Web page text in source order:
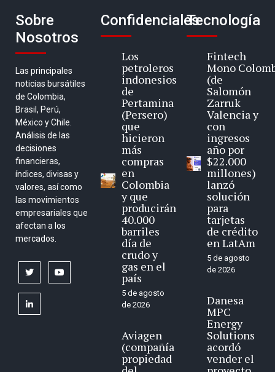
Sobre
Nosotros
Las principales
noticias bursátiles
de Colombia,
Brasil, Perú,
México y Chile.
Análisis de las
decisiones
financieras,
índices, divisas y
valores, así como
las movimientos
empresariales que
afectan a los
mercados.
twitter
linkedin
Confidenciales
Los
petroleros
indonesios
de
Pertamina
(Persero)
que
hicieron
más
compras
en
Colombia
y que
producirán
40.000
barriles
día de
crudo y
gas en el
país
5 de agosto
de 2026
Aviagen
(compañía
propiedad
Tecnología
Fintech
Mono
(de
Salomón
Zarruk
Valencia y
con
ingresos
año por
$22.000
millones)
lanzó
solución
para
tarjetas
de crédito
en LatAm
5 de agosto
de 2026
Danesa
MPC
Energy
Solutions
acordó
vender el